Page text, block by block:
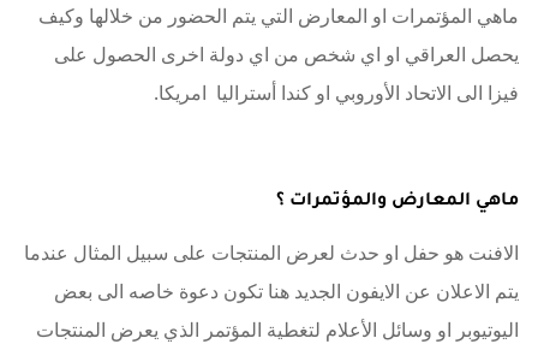
ماهي المؤتمرات او المعارض التي يتم الحضور من خلالها وكيف
يحصل العراقي او اي شخص من اي دولة اخرى الحصول على
فيزا الى الاتحاد الأوروبي او كندا أستراليا امريكا.
ماهي المعارض والمؤتمرات ؟
الافنت هو حفل او حدث لعرض المنتجات على سبيل المثال عندما
يتم الاعلان عن الايفون الجديد هنا تكون دعوة خاصه الى بعض
اليوتيوبر او وسائل الأعلام لتغطية المؤتمر الذي يعرض المنتجات